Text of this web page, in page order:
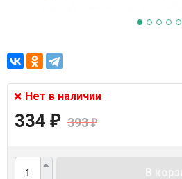
Нет в наличии
334 ₽ 393₽